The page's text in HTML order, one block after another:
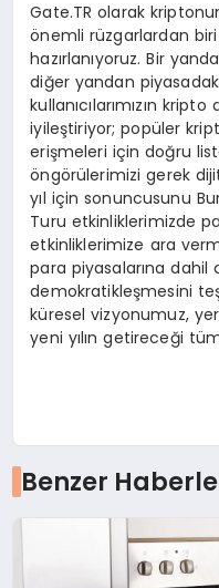
Gate.TR olarak
önemli rüzgarlardan
hazırlanıyoruz. Bir
diğer yandan
kullanıcılarımızın
iyileştiriyor; popüler
erişmeleri için doğru
öngörülerimizi gerek
yıl için sonuncusunu
Turu etkinliklerimizde
etkinliklerimize ara
para piyasalarına dahil
demokratikleşmesini
küresel vizyonumuz,
yeni yılın getireceği tüm
Benzer